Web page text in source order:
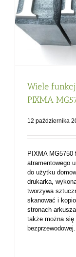
Wiele
PIXMA
12 października
PIXMA MG5750
atramentowego
do użytku
drukarka,
tworzywa
skanować i
stronach
także można się